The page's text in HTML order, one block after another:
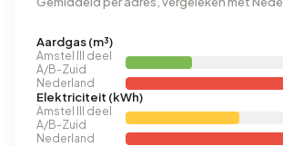
Aardgas (m³)
Amstel III deel
A/B-Zuid
Nederland
Elektriciteit (kWh)
Amstel III deel
A/B-Zuid
Nederland